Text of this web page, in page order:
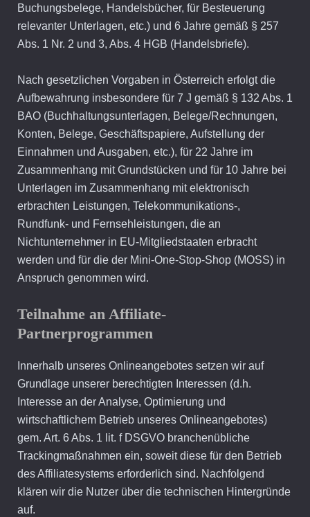
Buchungsbelege, Handelsbücher, für Besteuerung
relevanter Unterlagen, etc.) und 6 Jahre gemäß § 257
Abs. 1 Nr. 2 und 3, Abs. 4 HGB (Handelsbriefe).
Nach gesetzlichen Vorgaben in Österreich erfolgt die
Aufbewahrung insbesondere für 7 J gemäß § 132 Abs. 1
BAO (Buchhaltungsunterlagen, Belege/Rechnungen,
Konten, Belege, Geschäftspapiere, Aufstellung der
Einnahmen und Ausgaben, etc.), für 22 Jahre im
Zusammenhang mit Grundstücken und für 10 Jahre bei
Unterlagen im Zusammenhang mit elektronisch
erbrachten Leistungen, Telekommunikations-,
Rundfunk- und Fernsehleistungen, die an
Nichtunternehmer in EU-Mitgliedstaaten erbracht
werden und für die der Mini-One-Stop-Shop (MOSS) in
Anspruch genommen wird.
Teilnahme an Affiliate-
Partnerprogrammen
Innerhalb unseres Onlineangebotes setzen wir auf
Grundlage unserer berechtigten Interessen (d.h.
Interesse an der Analyse, Optimierung und
wirtschaftlichem Betrieb unseres Onlineangebotes)
gem. Art. 6 Abs. 1 lit. f DSGVO branchenübliche
Trackingmaßnahmen ein, soweit diese für den Betrieb
des Affiliatesystems erforderlich sind. Nachfolgend
klären wir die Nutzer über die technischen Hintergründe
auf.